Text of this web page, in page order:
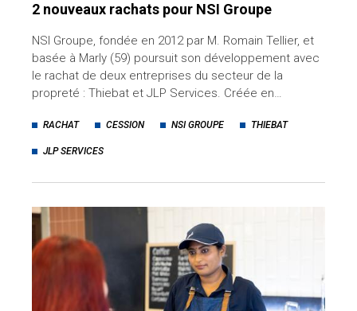
2 nouveaux rachats pour NSI Groupe
NSI Groupe, fondée en 2012 par M. Romain Tellier, et
basée à Marly (59) poursuit son développement avec
le rachat de deux entreprises du secteur de la
propreté : Thiebat et JLP Services. Créée en…
RACHAT CESSION NSI GROUPE THIEBAT
JLP SERVICES